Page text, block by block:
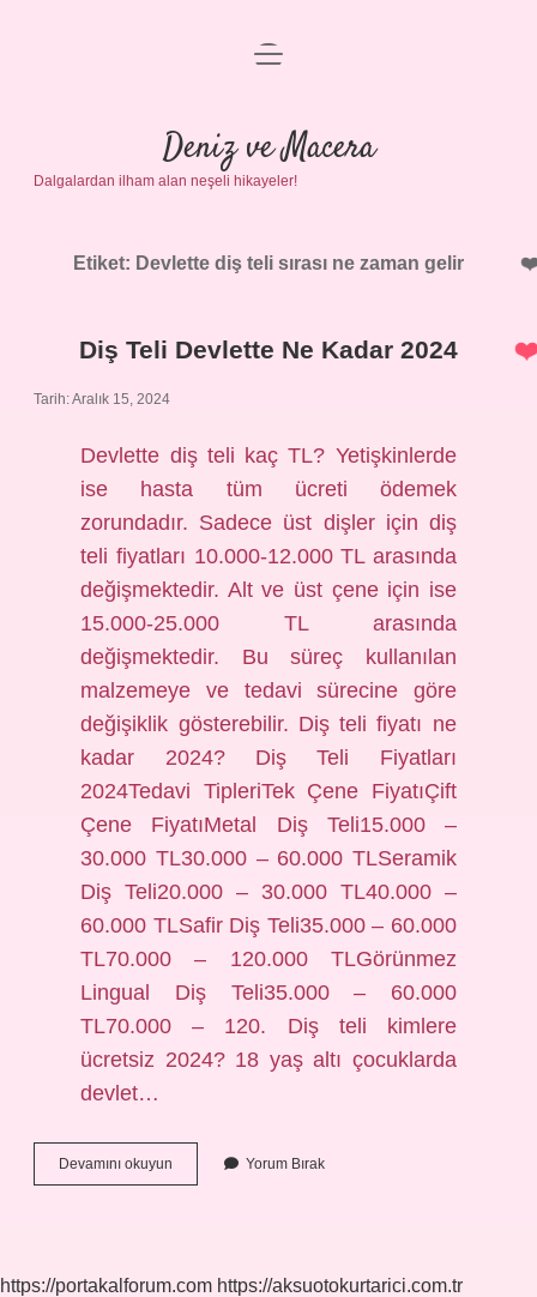
Anasayfa
Gizlilik Politikası
Yasal Uyarı
menüyü
Deniz ve Macera
Dalgalardan ilham alan neşeli hikayeler!
Etiket: Devlette diş teli sırası ne zaman gelir
Diş Teli Devlette Ne Kadar 2024
Tarih: Aralık 15, 2024
Devlette diş teli kaç TL? Yetişkinlerde
ise hasta tüm ücreti ödemek
zorundadır. Sadece üst dişler için diş
teli fiyatları 10.000-12.000 TL arasında
değişmektedir. Alt ve üst çene için ise
15.000-25.000 TL arasında
değişmektedir. Bu süreç kullanılan
malzemeye ve tedavi sürecine göre
değişiklik gösterebilir. Diş teli fiyatı ne
kadar 2024? Diş Teli Fiyatları
2024Tedavi TipleriTek Çene FiyatıÇift
Çene FiyatıMetal Diş Teli15.000 –
30.000 TL30.000 – 60.000 TLSeramik
Diş Teli20.000 – 30.000 TL40.000 –
60.000 TLSafir Diş Teli35.000 – 60.000
TL70.000 – 120.000 TLGörünmez
Lingual Diş Teli35.000 – 60.000
TL70.000 – 120. Diş teli kimlere
ücretsiz 2024? 18 yaş altı çocuklarda
devlet…
Devamını okuyun
Teli
Yorum Bırak
https://portakalforum.com https://aksuotokurtarici.com.tr